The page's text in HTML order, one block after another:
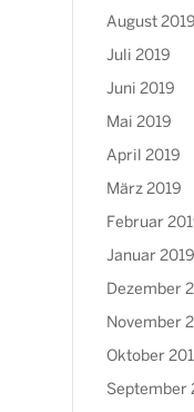
August 2019
Juli 2019
Juni 2019
Mai 2019
April 2019
März 2019
Februar
Januar 2019
Dezember
November
Oktober
September